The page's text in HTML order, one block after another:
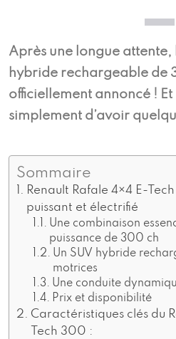
Après une longue attente,
hybride rechargeable de
officiellement annoncé !
simplement d’avoir
Sommaire
Renault Rafale 4×4 E-
puissant et électrifié
Une combinaison
puissance de 300 ch
Un SUV hybride
motrices
Une conduite
Prix et disponibilité
Caractéristiques clés du
Tech 300 :